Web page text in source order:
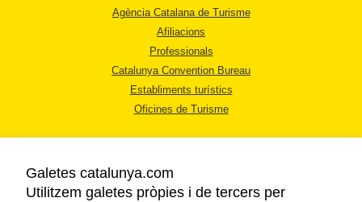
Agència Catalana de Turisme
Afiliacions
Professionals
Catalunya Convention Bureau
Establiments turístics
Oficines de Turisme
Galetes catalunya.com
Utilitzem galetes pròpies i de tercers per